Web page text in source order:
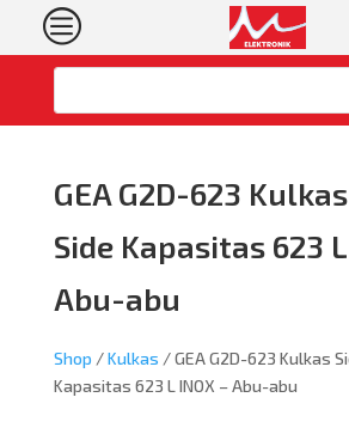
c
GEA G2D-623
Side Kapasitas 623 L
Abu-abu
Shop /Kulkas / GEA G2D-623 Kulkas
Kapasitas 623 L INOX – Abu-abu